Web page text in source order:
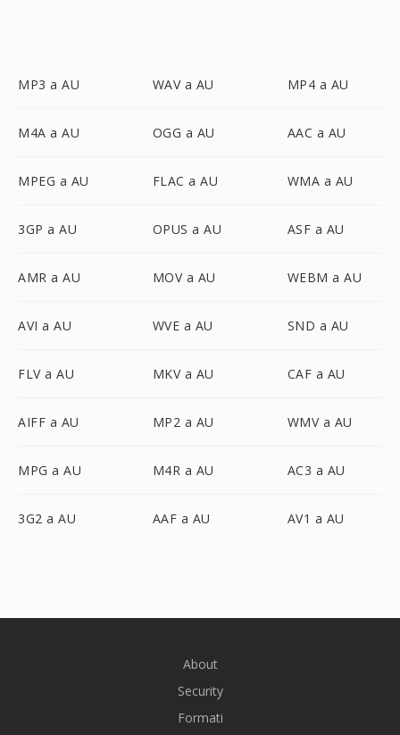
MP3 a AU WAV a AU MP4 a AU
M4A a AU OGG a AU AAC a AU
MPEG a AU FLAC a AU WMA a AU
3GP a AU OPUS a AU ASF a AU
AMR a AU MOV a AU WEBM a AU
AVI a AU WVE a AU SND a AU
FLV a AU MKV a AU CAF a AU
AIFF a AU MP2 a AU WMV a AU
MPG a AU M4R a AU AC3 a AU
3G2 a AU AAF a AU AV1 a AU
About
Security
Formati